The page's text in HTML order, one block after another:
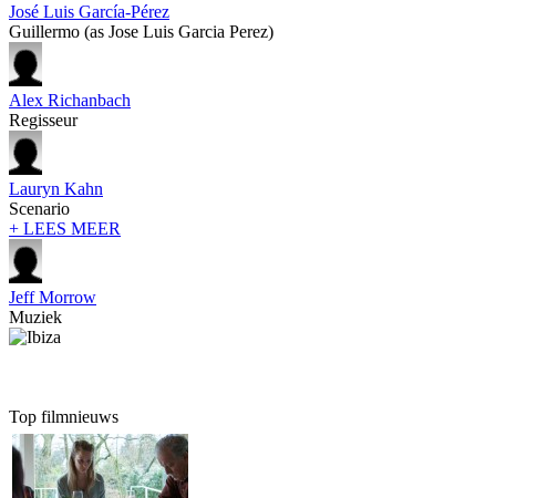
José Luis García-Pérez
Guillermo (as Jose Luis Garcia Perez)
Alex Richanbach
Regisseur
Lauryn Kahn
Scenario
+ LEES MEER
Jeff Morrow
Muziek
Top filmnieuws